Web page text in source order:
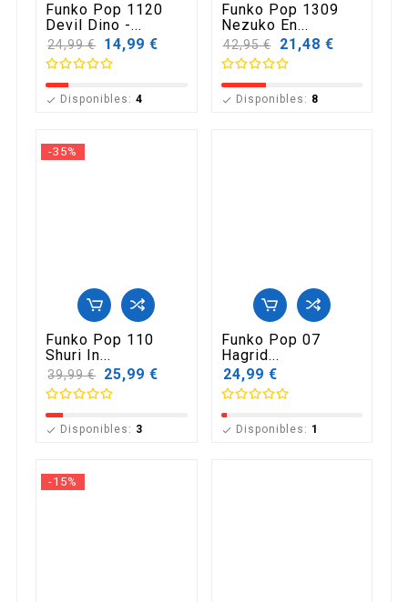
Funko Pop 1120
Devil Dino -...
Precio
base
24,99 € 14,99 €
 Disponibles:4
Funko Pop 1309
Nezuko En...
Precio
base
42,95 € 21,48 €
 Disponibles: 8
-35%
Funko Pop 110
Shuri In...
Precio
base
39,99 € 25,99 €
 Disponibles: 3
Funko Pop 07
Hagrid...
24,99 €
 Disponibles: 1
-15%